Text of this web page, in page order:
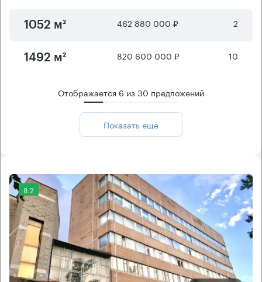
1052 м² 462 880 000 ₽ 2
1492 м² 820 600 000 ₽ 10
Отображается 6 из30 предложений
Показать ещё
8.2